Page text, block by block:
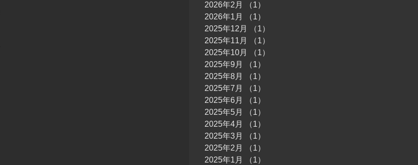
2026年2月
（1）
2026年1月
（1）
2025年12月
（1）
2025年11月
（1）
2025年10月
（1）
2025年9月
（1）
2025年8月
（1）
2025年7月
（1）
2025年6月
（1）
2025年5月
（1）
2025年4月
（1）
2025年3月
（1）
2025年2月
（1）
2025年1月
（1）